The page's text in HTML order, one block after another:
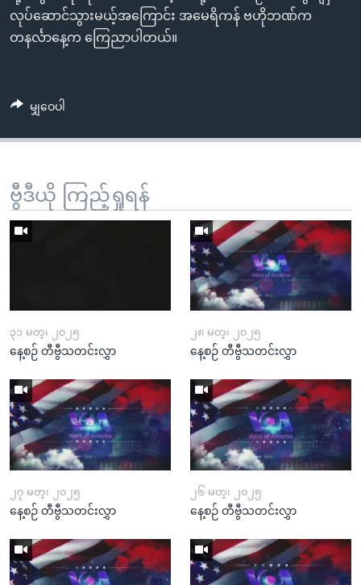
ကျော်
ရန်
လုပ်ဆောင်သွားမယ့်အကြောင်း အမေရိကန် ဗဟိုဘဏ်က
တနင်္လာနေ့က ကြေညာပါတယ်။
မျှဝေပါ
ဗွီဒီယို ကြည့်ရှုရန်
၃၁ မတ္၊ ၂၀၂၅
နေ့စဉ် တီဗွီသတင်းလွှာ
၂၈ မတ္၊ ၂၀၂၅
နေ့စဉ် တီဗွီသတင်းလွှာ
၂၇ မတ္၊ ၂၀၂၅
နေ့စဉ် တီဗွီသတင်းလွှာ
၂၆ မတ္၊ ၂၀၂၅
နေ့စဉ် တီဗွီသတင်းလွှာ